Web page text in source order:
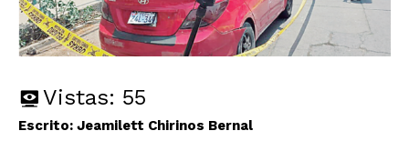
Vistas: 55
Escrito: Jeamilett Chirinos Bernal